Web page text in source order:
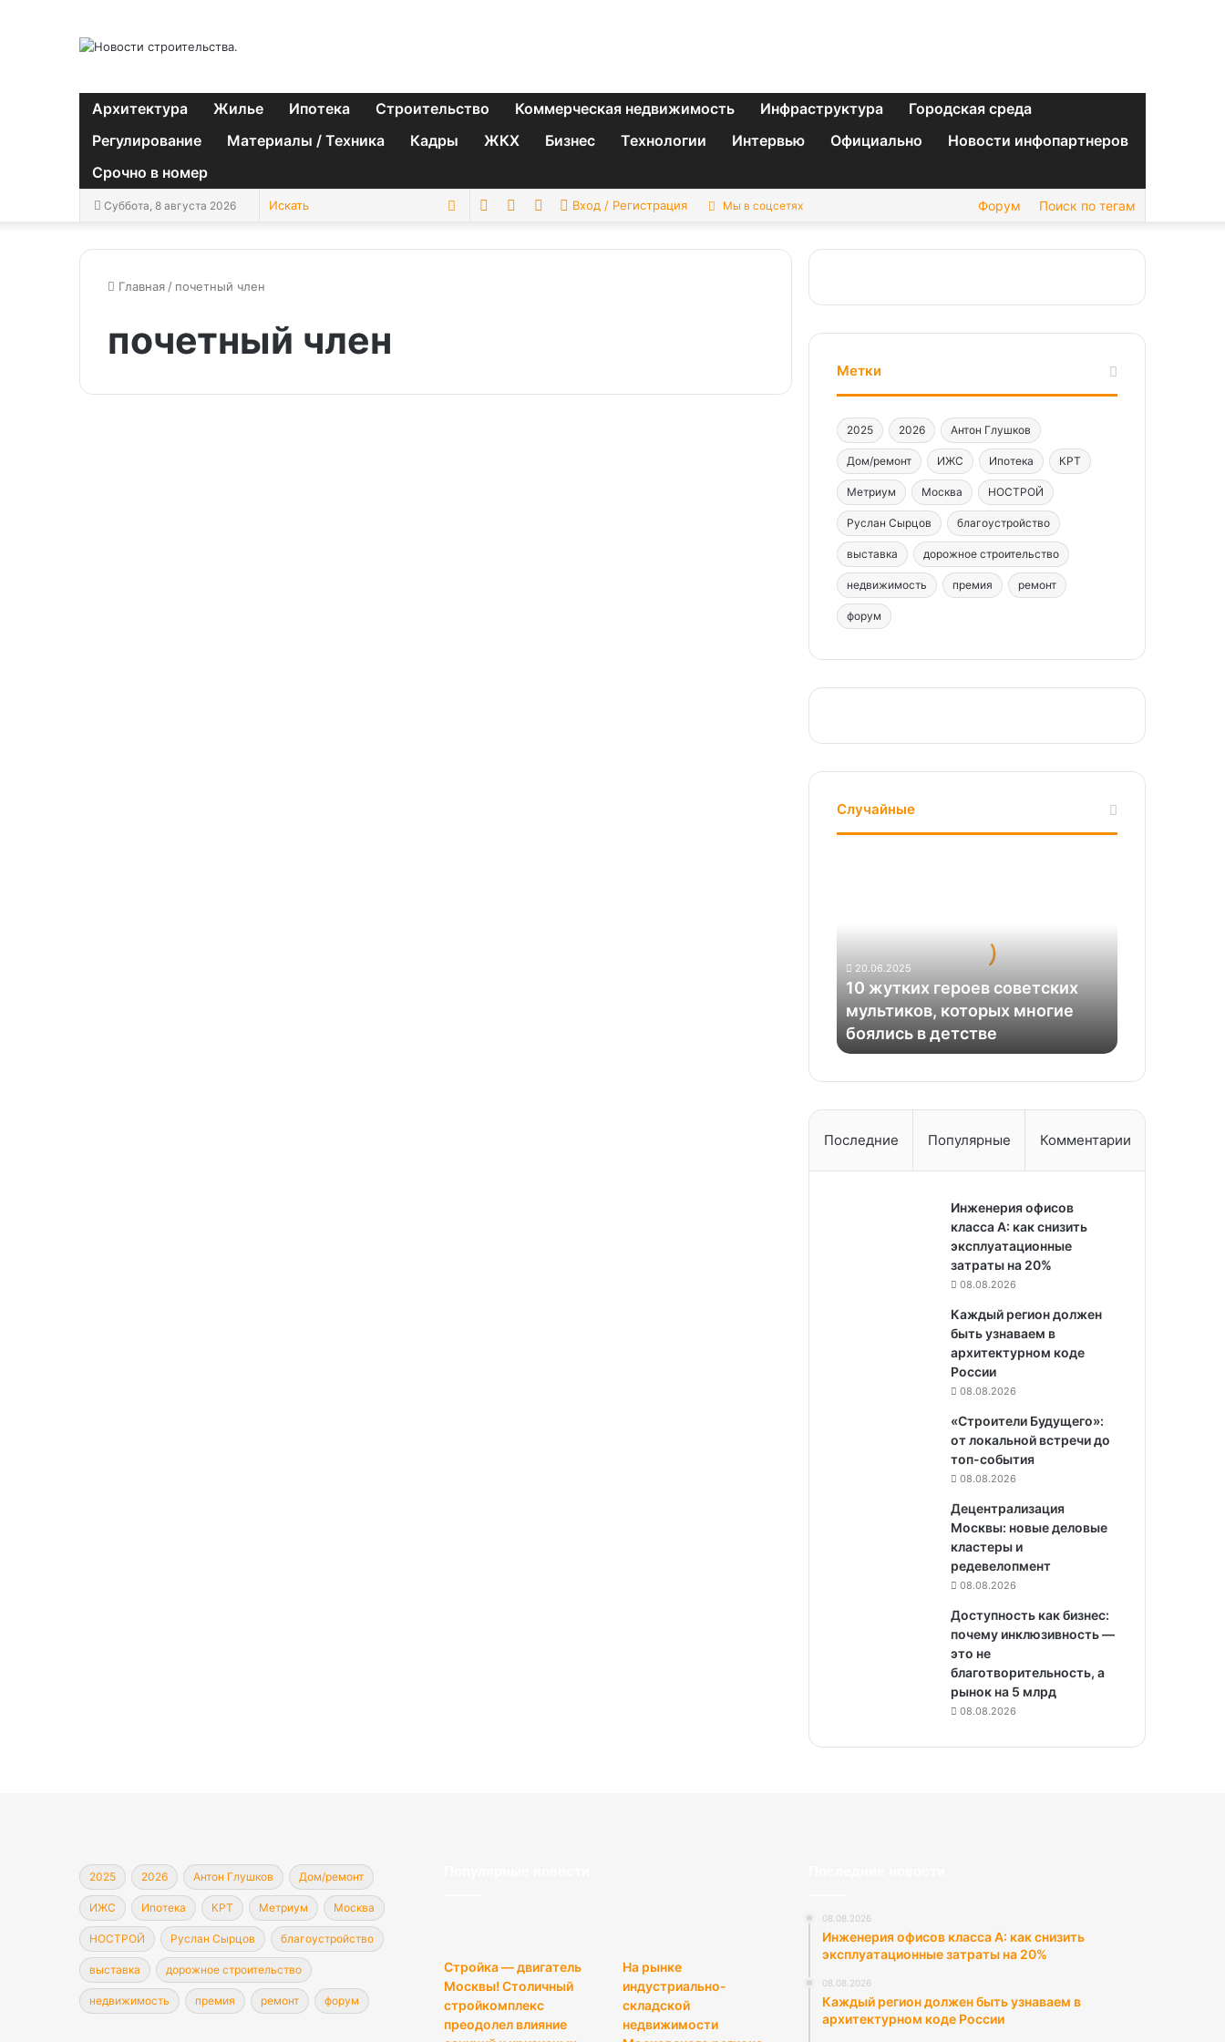
Архитектура Жилье Ипотека Строительство Коммерческая недвижимость Инфраструктура
Городская среда
Регулирование
Материалы / Техника Кадры ЖКХ Бизнес Технологии Интервью Официально
Новости инфопартнеров
Срочно в номер
Суббота, 8 августа 2026 Искать SwitchSidebarСлучайная
Вход / Регистрация Мы в соцсетях Форум Поиск по тегам
Главная / почетный член
почетный член
Метки
2025 2026 Антон Глушков
Дом/ремонт ИЖС Ипотека КРТ
Метриум Москва НОСТРОЙ
Руслан Сырцов благоустройство
выставка дорожное строительство
недвижимость премия ремонт
форум
Случайные
многие
боялись
детстве
20.06.2025
10 жутких героев советских
мультиков, которых многие
боялись в детстве
Последние Популярные Комментарии
Инженерия офисов
класса А: как снизить
эксплуатационные
затраты на 20%
08.08.2026
Каждый регион должен
быть узнаваем в
архитектурном коде
России
08.08.2026
«Строители Будущего»:
от локальной встречи до
топ-события
08.08.2026
Децентрализация
Москвы: новые деловые
кластеры и
редевелопмент
08.08.2026
Доступность как бизнес:
почему инклюзивность —
это не
благотворительность, а
рынок на 5 млрд
08.08.2026
2025 2026 Антон Глушков Дом/ремонт
ИЖС Ипотека КРТ Метриум Москва
НОСТРОЙ Руслан Сырцов благоустройство
выставка дорожное строительство
недвижимость премия ремонт форум
Стройка — двигатель
Москвы! Столичный
стройкомплекс
преодолел влияние
На рынке
индустриально-
складской
недвижимости
08.08.2026
Инженерия офисов класса А: как снизить
эксплуатационные затраты на 20%
08.08.2026
Каждый регион должен быть узнаваем в
архитектурном коде России